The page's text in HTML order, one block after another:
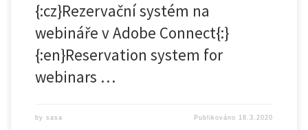
{:cz}Rezervační systém na
webináře v Adobe Connect{:}
{:en}Reservation system for
webinars …
by sasa Publikováno 18.3.2020